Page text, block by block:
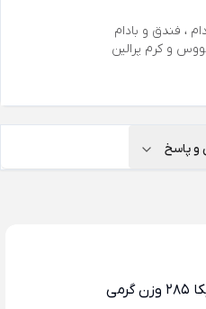
، فندق و بادام
و کرم پرالین
پاسخ